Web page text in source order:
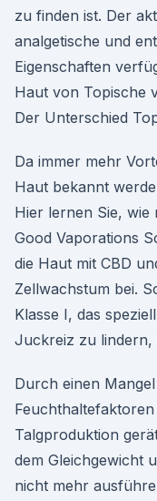
zu finden ist. Der
analgetische und
Eigenschaften
Haut von Topische
Der Unterschied
Da immer mehr
Haut bekannt
Hier lernen Sie, wie
Good Vaporations
die Haut mit CBD
Zellwachstum bei.
Klasse I, das
Juckreiz zu lindern,
Durch einen
Talgproduktion
dem Gleichgewicht
nicht mehr